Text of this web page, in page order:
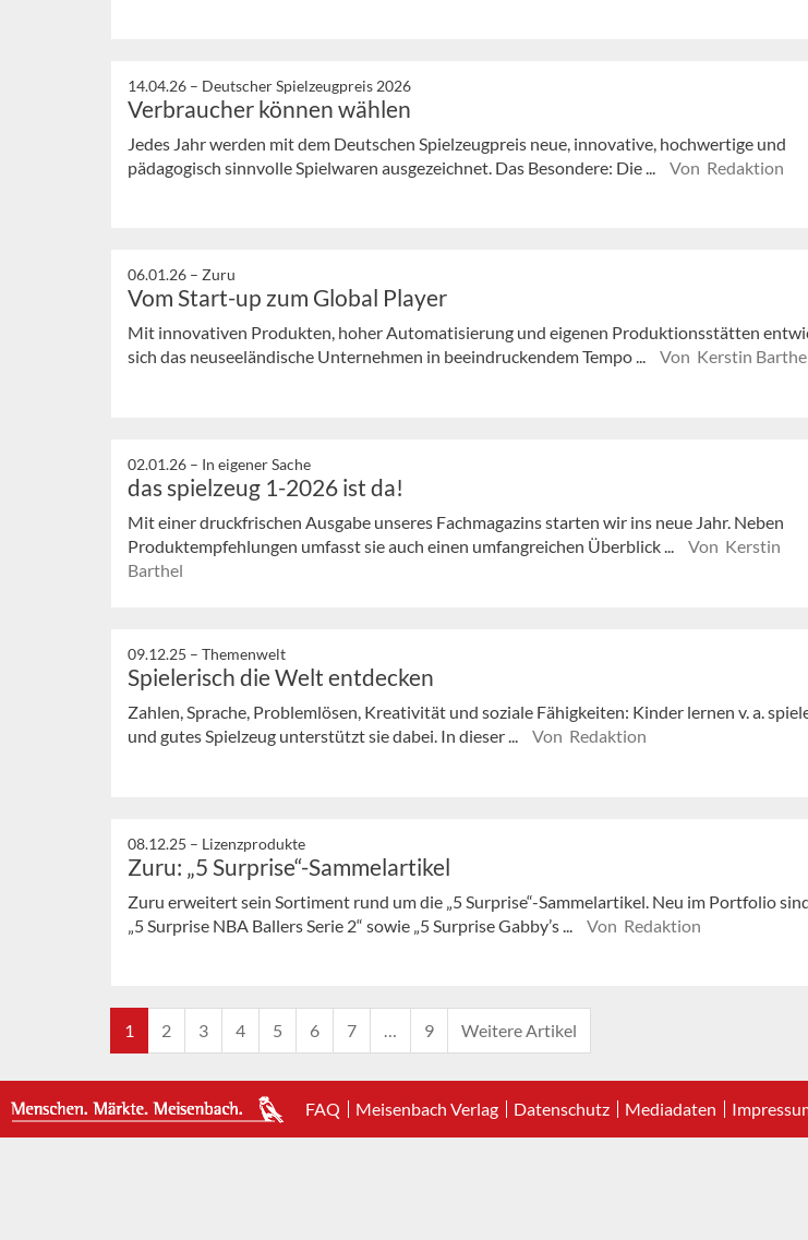
14.04.26 – Deutscher Spielzeugpreis 2026
Verbraucher können wählen
Jedes Jahr werden mit dem Deutschen Spielzeugpreis neue, innovative, hochwertige und
pädagogisch sinnvolle Spielwaren ausgezeichnet. Das Besondere: Die ...
Von Redaktion
06.01.26 – Zuru
Vom Start-up zum Global Player
Mit innovativen Produkten, hoher Automatisierung und eigenen Produktionsstätten
sich das neuseeländische Unternehmen in beeindruckendem Tempo ...
Von Kerstin
02.01.26 – In eigener Sache
das spielzeug 1-2026 ist da!
Mit einer druckfrischen Ausgabe unseres Fachmagazins starten wir ins neue Jahr. Neben
Produktempfehlungen umfasst sie auch einen umfangreichen Überblick ...
Von Kerstin
Barthel
09.12.25 – Themenwelt
Spielerisch die Welt entdecken
Zahlen, Sprache, Problemlösen, Kreativität und soziale Fähigkeiten: Kinder lernen v. a.
und gutes Spielzeug unterstützt sie dabei. In dieser ...
Von Redaktion
08.12.25 – Lizenzprodukte
Zuru: „5 Surprise“-Sammelartikel
Zuru erweitert sein Sortiment rund um die „5 Surprise“-Sammelartikel. Neu im Portfolio
„5 Surprise NBA Ballers Serie 2“ sowie „5 Surprise Gabby’s ...
Von Redaktion
1 2 3 4 5 6 7 … 9 Weitere Artikel
FAQ Meisenbach Verlag Datenschutz Mediadaten